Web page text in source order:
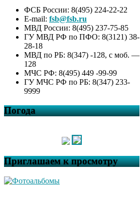
ФСБ России: 8(495) 224-22-22
E-mail: fsb@fsb.ru
МВД России: 8(495) 237-75-85
ГУ МВД РФ по ПФО: 8(3121) 38-
28-18
МВД по РБ: 8(347) -128, с моб. —
128
МЧС РФ: 8(495) 449 -99-99
ГУ МЧС РФ по РБ: 8(347) 233-
9999
Погода
Приглашаем к просмотру